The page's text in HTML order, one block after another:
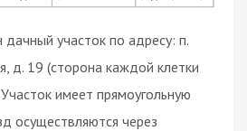
участок по адресу: п.
д. 19 (сторона каждой клетки
имеет прямоугольную
осуществляются через